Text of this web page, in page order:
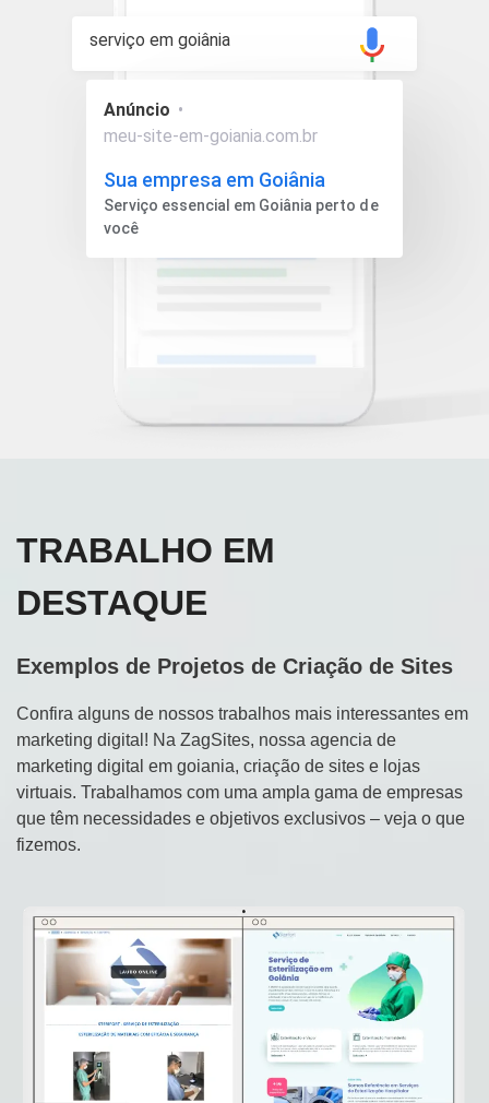
serviço em goiânia
Anúncio •
meu-site-em-goiania.com.br
Sua empresa em Goiânia
Serviço essencial em Goiânia perto de
você
TRABALHO EM
DESTAQUE
Exemplos de Projetos de Criação de Sites
Confira alguns de nossos trabalhos mais interessantes em
marketing digital! Na ZagSites, nossa agencia de
marketing digital em goiania, criação de sites e lojas
virtuais. Trabalhamos com uma ampla gama de empresas
que têm necessidades e objetivos exclusivos – veja o que
fizemos.